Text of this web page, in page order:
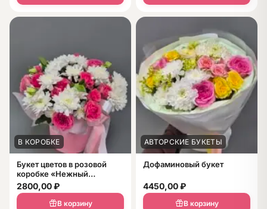
В КОРОБКЕ
Букет цветов в розовой
коробке «Нежный
рассвет» из белых
хризантем и пионовидных
2800,00₽
В корзину
АВТОРСКИЕ БУКЕТЫ
Дофаминовый букет
4450,00₽
В корзину